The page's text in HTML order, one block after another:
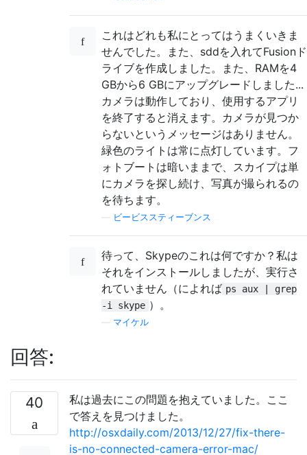
これはどれも私にとってはうまくいきま
せんでした。また、sddを入れてFusionド
ライブを作成しました。また、RAMを4
GBから6 GBにアップグレードしました...
カメラは動作しており、使用するアプリ
を終了すると消えます。カメラが見つか
らないというメッセージはありません。
緑色のライトは常に点灯しています。フ
ォトブートは暗いままで、スカイプは単
にカメラを探し続け、写真が撮られるの
を待ちます。
ビービススティーブンス
待って、Skypeのこれは何ですか？私は
それをインストールしましたが、実行さ
れていません（によれば ps aux | grep
-i skype ）。
マイケル
回答:
40
私は過去にこの問題を抱えていました。ここ
で答えを見つけました。
http://osxdaily.com/2013/12/27/fix-there-
is-no-connected-camera-error-mac/